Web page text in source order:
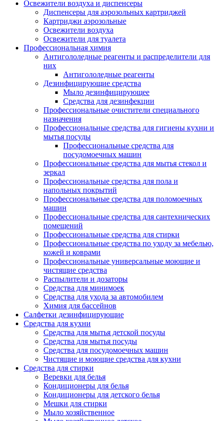
Освежители воздуха и диспенсеры
Диспенсеры для аэрозольных картриджей
Картриджи аэрозольные
Освежители воздуха
Освежители для туалета
Профессиональная химия
Антигололедные реагенты и распределители для
них
Антигололедные реагенты
Дезинфицирующие средства
Мыло дезинфицирующее
Средства для дезинфекции
Профессиональные очистители специального
назначения
Профессиональные средства для гигиены кухни и
мытья посуды
Профессиональные средства для
посудомоечных машин
Профессиональные средства для мытья стекол и
зеркал
Профессиональные средства для пола и
напольных покрытий
Профессиональные средства для поломоечных
машин
Профессиональные средства для сантехнических
помещений
Профессиональные средства для стирки
Профессиональные средства по уходу за мебелью,
кожей и коврами
Профессиональные универсальные моющие и
чистящие средства
Распылители и дозаторы
Средства для минимоек
Средства для ухода за автомобилем
Химия для бассейнов
Салфетки дезинфицирующие
Средства для кухни
Средства для мытья детской посуды
Средства для мытья посуды
Средства для посудомоечных машин
Чистящие и моющие средства для кухни
Средства для стирки
Веревки для белья
Кондиционеры для белья
Кондиционеры для детского белья
Мешки для стирки
Мыло хозяйственное